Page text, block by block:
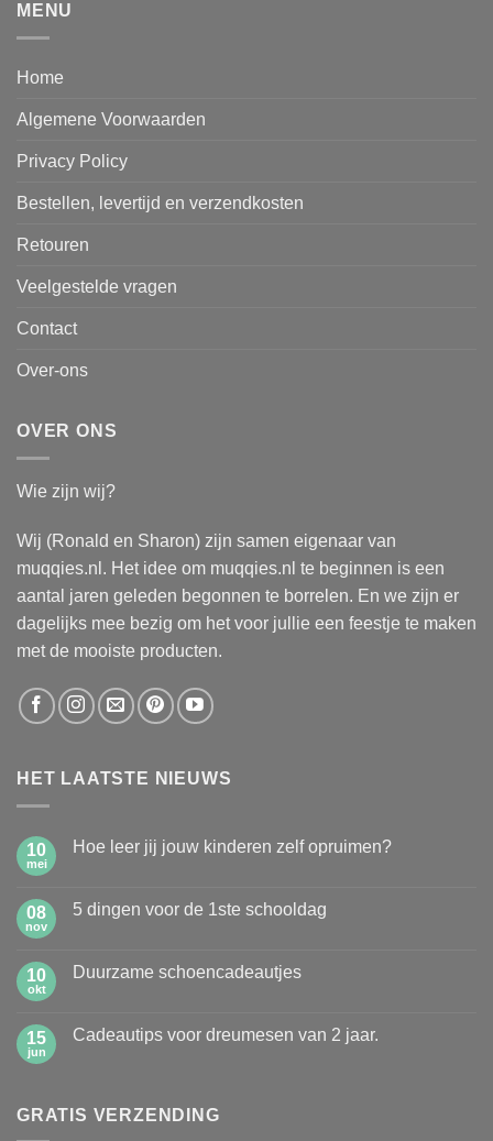
MENU
Home
Algemene Voorwaarden
Privacy Policy
Bestellen, levertijd en verzendkosten
Retouren
Veelgestelde vragen
Contact
Over-ons
OVER ONS
Wie zijn wij?
Wij (Ronald en Sharon) zijn samen eigenaar van
muqqies.nl. Het idee om muqqies.nl te beginnen is een
aantal jaren geleden begonnen te borrelen. En we zijn er
dagelijks mee bezig om het voor jullie een feestje te maken
met de mooiste producten.
HET LAATSTE NIEUWS
10
mei
Hoe leer jij jouw kinderen zelf opruimen?
Hoe
kinderen
zelf
08
nov
5 dingen voor de 1ste schooldag
5
1ste
schooldag
10
okt
Duurzame schoencadeautjes
Duurzame
15
jun
Cadeautips voor dreumesen van 2 jaar.
voor
GRATIS VERZENDING